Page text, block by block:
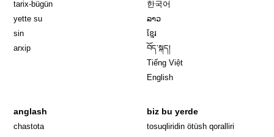
tarix-bügün
yette su
sin
arxip
한국어
ລາວ
ខ្មែរ
བོད་སྐད།
Tiếng Việt
English
anglash
chastota
biz bu yerde
tosuqliridin ötüsh qoralliri